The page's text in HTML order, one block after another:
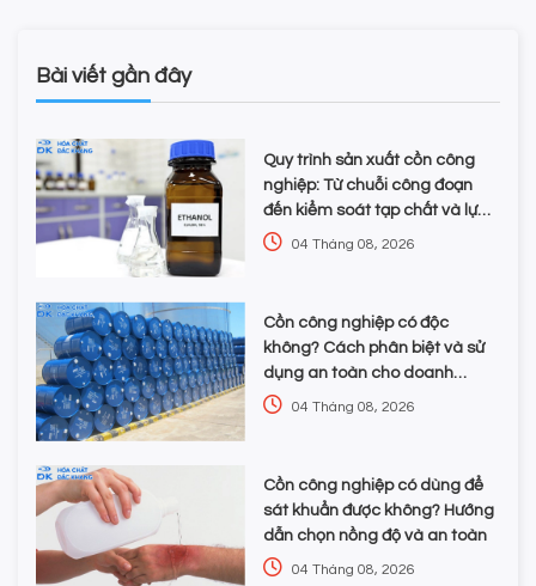
Bài viết gần đây
Quy trình sản xuất cồn công
nghiệp: Từ chuỗi công đoạn
đến kiểm soát tạp chất và lựa
chọn hóa chất
04 Tháng 08, 2026
Cồn công nghiệp có độc
không? Cách phân biệt và sử
dụng an toàn cho doanh
nghiệp
04 Tháng 08, 2026
Cồn công nghiệp có dùng để
sát khuẩn được không? Hướng
dẫn chọn nồng độ và an toàn
04 Tháng 08, 2026